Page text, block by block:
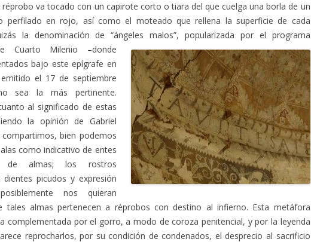
réprobo va tocado con un capirote corto o tiara del que cuelga una borla de un
perfilado en rojo, así como el moteado que rellena la superficie de cada
la denominación de “ángeles malos”, popularizada por el programa
Cuarto Milenio –donde
bajo este epígrafe en
el 17 de septiembre
sea la más pertinente.
al significado de estas
la opinión de Gabriel
bien podemos
como indicativo de entes
de almas; los rostros
dientes picudos y expresión
nos quieran
tales almas pertenecen a réprobos con destino al infierno. Esta metáfora
complementada por el gorro, a modo de coroza penitencial, y por la leyenda
reprocharlos, por su condición de condenados, el desprecio al sacrificio